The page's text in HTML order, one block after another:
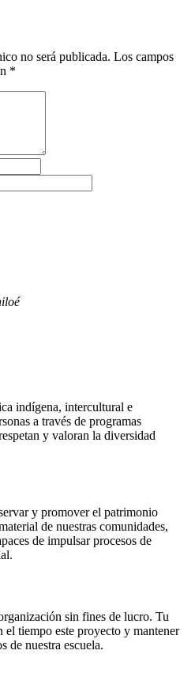
no será publicada. Los campos
*
indígena, intercultural e
a través de programas
y valoran la diversidad
y promover el patrimonio
de nuestras comunidades,
de impulsar procesos de
sin fines de lucro. Tu
el tiempo este proyecto y mantener
de nuestra escuela.